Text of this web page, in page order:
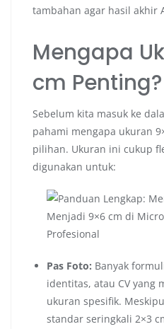
tambahan agar hasil akhir
Mengapa
cm Penting?
Sebelum kita masuk ke
pahami mengapa ukuran
pilihan. Ukuran ini cukup
digunakan untuk:
Pas Foto: Banyak
identitas, atau CV yang
ukuran spesifik.
standar seringkali 2×3